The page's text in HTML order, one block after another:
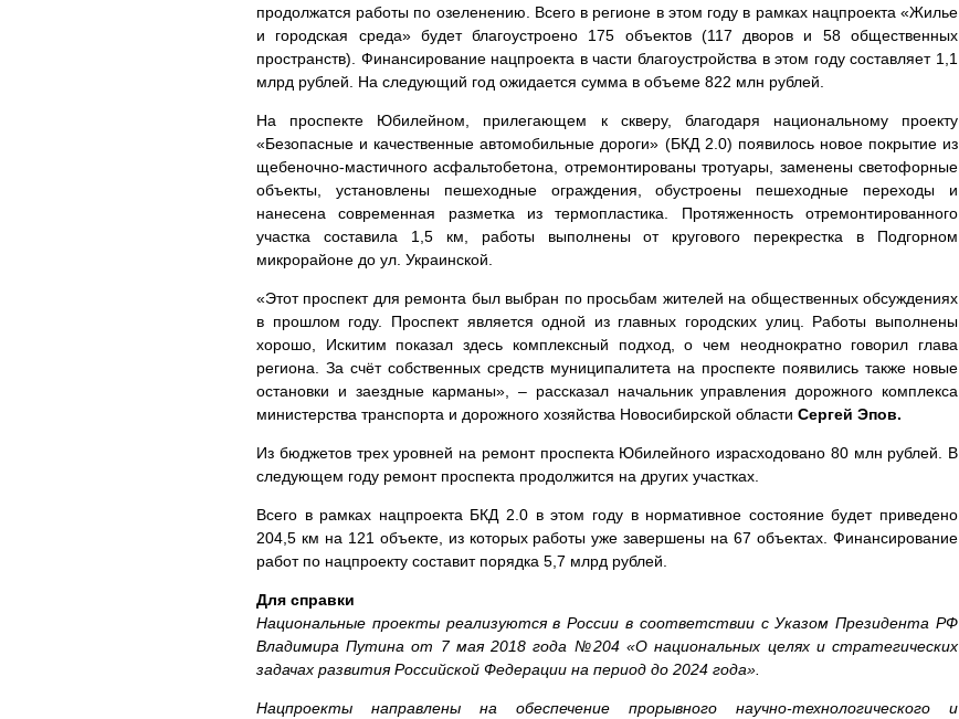
продолжатся работы по озеленению. Всего в регионе в этом году в рамках нацпроекта «Жилье
и городская среда» будет благоустроено 175 объектов (117 дворов и 58 общественных
пространств). Финансирование нацпроекта в части благоустройства в этом году составляет 1,1
млрд рублей. На следующий год ожидается сумма в объеме 822 млн рублей.
На проспекте Юбилейном, прилегающем к скверу, благодаря национальному проекту
«Безопасные и качественные автомобильные дороги» (БКД 2.0) появилось новое покрытие из
щебеночно-мастичного асфальтобетона, отремонтированы тротуары, заменены светофорные
объекты, установлены пешеходные ограждения, обустроены пешеходные переходы и
нанесена современная разметка из термопластика. Протяженность отремонтированного
участка составила 1,5 км, работы выполнены от кругового перекрестка в Подгорном
микрорайоне до ул. Украинской.
«Этот проспект для ремонта был выбран по просьбам жителей на общественных обсуждениях
в прошлом году. Проспект является одной из главных городских улиц. Работы выполнены
хорошо, Искитим показал здесь комплексный подход, о чем неоднократно говорил глава
региона. За счёт собственных средств муниципалитета на проспекте появились также новые
остановки и заездные карманы», – рассказал начальник управления дорожного комплекса
министерства транспорта и дорожного хозяйства Новосибирской области Сергей Эпов.
Из бюджетов трех уровней на ремонт проспекта Юбилейного израсходовано 80 млн рублей. В
следующем году ремонт проспекта продолжится на других участках.
Всего в рамках нацпроекта БКД 2.0 в этом году в нормативное состояние будет приведено
204,5 км на 121 объекте, из которых работы уже завершены на 67 объектах. Финансирование
работ по нацпроекту составит порядка 5,7 млрд рублей.
Для справки
Национальные проекты реализуются в России в соответствии с Указом Президента РФ
Владимира Путина от 7 мая 2018 года №204 «О национальных целях и стратегических
задачах развития Российской Федерации на период до 2024 года».
Нацпроекты направлены на обеспечение прорывного научно-технологического и